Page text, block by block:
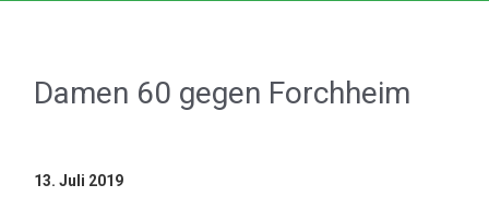
Damen 60 gegen Forchheim
13. Juli 2019